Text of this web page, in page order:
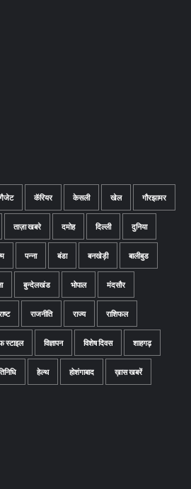
कॅरियर केसली खेल गौरझामर
ताज़ा खबरे दमोह दिल्ली दुनिया
पन्ना बंडा बनखेड़ी बालीबुड
बुन्देलखंड भोपाल मंदसौर
राजनीति राज्य राशिफल
स्टाइल विज्ञापन विशेष दिवस शाहगढ़
हेल्थ होशंगाबाद ख़ास खबरें